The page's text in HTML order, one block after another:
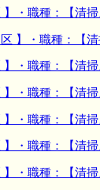
・職種：【清掃
】・職種：【
職種：【清掃
・職種：【清掃
・職種：【清掃
・職種：【清掃
職種：【清掃